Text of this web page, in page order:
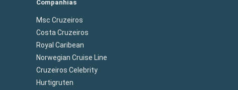
Companhias
Msc Cruzeiros
Costa Cruzeiros
Royal Caribean
Norwegian Cruise Line
Cruzeiros Celebrity
Hurtigruten